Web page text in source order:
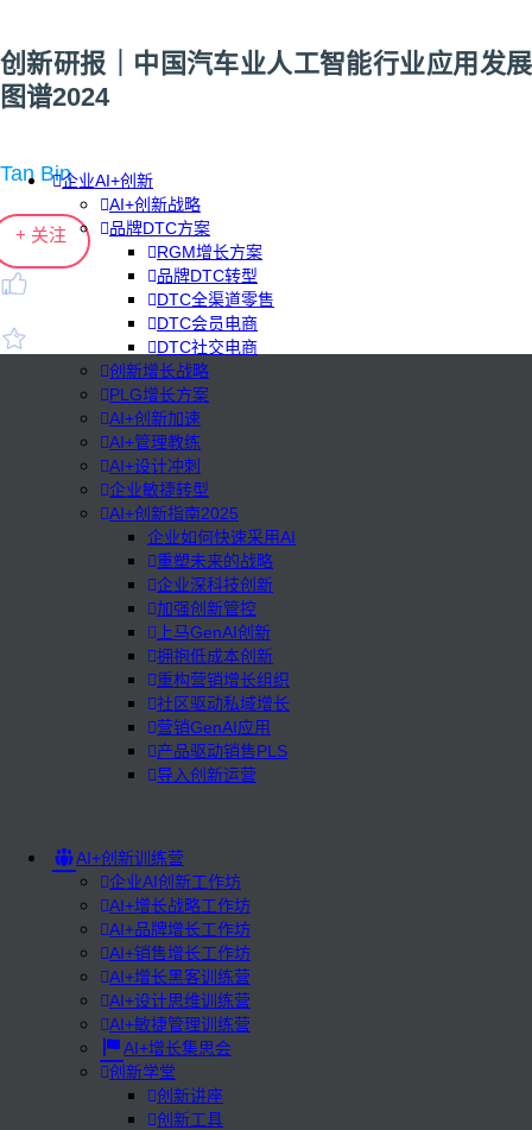
企业AI+创新
AI+创新战略
品牌DTC方案
RGM增长方案
品牌DTC转型
DTC全渠道零售
DTC会员电商
DTC社交电商
创新增长战略
PLG增长方案
AI+创新加速
AI+管理教练
AI+设计冲刺
企业敏捷转型
AI+创新指南2025
企业如何快速采用AI
重塑未来的战略
企业深科技创新
加强创新管控
上马GenAI创新
拥抱低成本创新
重构营销增长组织
社区驱动私域增长
营销GenAI应用
产品驱动销售PLS
导入创新运营
AI+创新训练营
企业AI创新工作坊
AI+增长战略工作坊
AI+品牌增长工作坊
AI+销售增长工作坊
AI+增长黑客训练营
AI+设计思维训练营
AI+敏捷管理训练营
AI+增长集思会
创新学堂
创新讲座
创新工具
创新研报｜中国汽车业人工智能行业应用发展
图谱2024
Tan Bin
+ 关注